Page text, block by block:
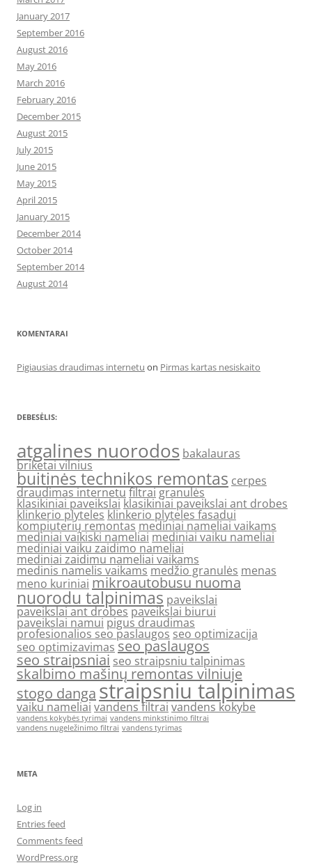
January 2017
September 2016
August 2016
May 2016
March 2016
February 2016
December 2015
August 2015
July 2015
June 2015
May 2015
April 2015
January 2015
December 2014
October 2014
September 2014
August 2014
KOMENTARAI
Pigiausias draudimas internetu on Pirmas kartas nesiskaito
DEBESĖLIS:
atgalines nuorodos bakalauras
briketai vilnius
buitinės technikos remontas cerpes
draudimas internetufiltraigranulės
klasikiniai paveikslai klasikiniai paveikslai ant drobes
klinkerio plyteles klinkerio plyteles fasadui
kompiuterių remontas mediniai nameliai vaikams
mediniai vaikiski nameliai mediniai vaiku nameliai
mediniai vaiku zaidimo nameliai
mediniai zaidimu nameliai vaikams
medinis namelis vaikams medžio granulės menas
meno kuriniai mikroautobusu nuoma
nuorodu talpinimas paveikslai
paveikslai ant drobespaveikslai biurui
paveikslai namui pigus draudimas
profesionalios seo paslaugos seo optimizacija
seo optimizavimas seo paslaugos
seo straipsniai seo straipsniu talpinimas
skalbimo mašinų remontas vilniuje
stogo danga straipsniu talpinimas
vaiku nameliai vandens filtrai vandens kokybe
vandens kokybės tyrimai vandens minkstinimo filtrai
vandens nugeležinimo filtrai vandens tyrimas
META
Log in
Entries feed
Comments feed
WordPress.org